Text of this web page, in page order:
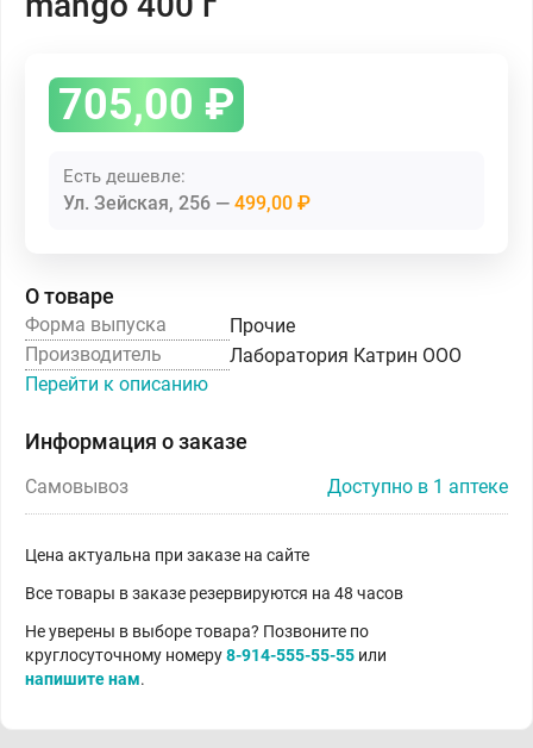
705,00 ₽
Есть дешевле:
Ул. Зейская, 256 499,00 ₽
О товаре
Форма выпуска
Прочие
Производитель
Лаборатория Катрин ООО
Перейти к описанию
Информация о заказе
Самовывоз Доступно в 1 аптеке
Цена актуальна при заказе на сайте
Все товары в заказе резервируются на 48 часов
Не уверены в выборе товара? Позвоните по
круглосуточному номеру8-914-555-55-55 или
напишите нам.